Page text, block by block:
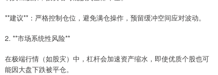
**建议**：严格控制仓位，避免满仓操作，预留缓冲空间应对波动。
2. **市场系统性风险**
在极端行情（如股灾）中，杠杆会加速资产缩水，即使优质个股也可
能因大盘下跌被平仓。